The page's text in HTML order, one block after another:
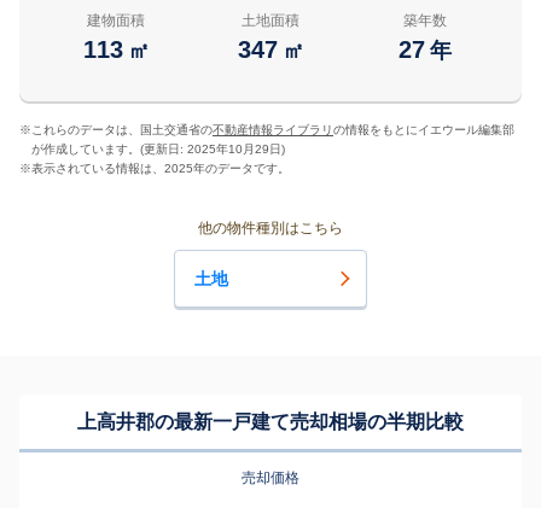
建物面積
113 ㎡
土地面積
347 ㎡
築年数
27 年
※ これらのデータは、国土交通省の不動産情報ライブラリの情報をもとにイエウール編集部
が作成しています。(更新日: 2025年10月29日)
※表示されている情報は、2025年のデータです。
他の物件種別はこちら
土地
上高井郡の最新一戸建て売却相場の半期比較
売却価格